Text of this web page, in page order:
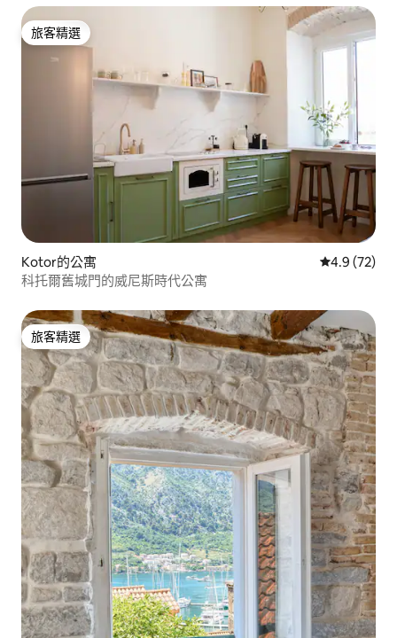
旅客精選
旅客精選
Kotor的公寓 從 72 則評
4.9 (72)
科托爾舊城門的威尼斯時代公寓
旅客精選
旅客精選